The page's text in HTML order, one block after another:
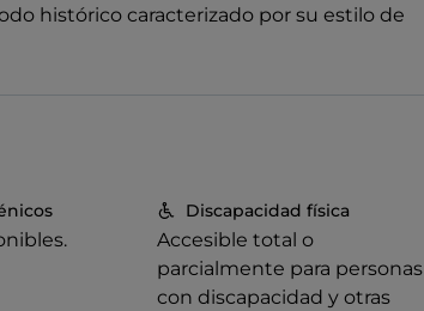
histórico caracterizado por su estilo de
Discapacidad física
Accesible total o
parcialmente para personas
con discapacidad y otras